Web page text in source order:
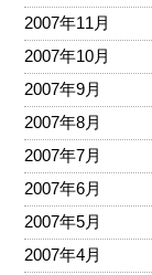
2007年11月
2007年10月
2007年9月
2007年8月
2007年7月
2007年6月
2007年5月
2007年4月